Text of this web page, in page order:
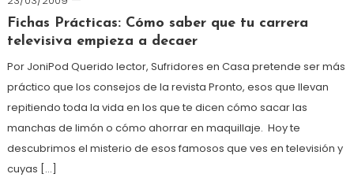
Fichas Prácticas: Cómo saber que tu carrera
televisiva empieza a decaer
Por JoniPod Querido lector, Sufridores en Casa pretende ser más
práctico que los consejos de la revista Pronto, esos que llevan
repitiendo toda la vida en los que te dicen cómo sacar las
manchas de limón o cómo ahorrar en maquillaje. Hoy te
descubrimos el misterio de esos famosos que ves en televisión y
cuyas […]